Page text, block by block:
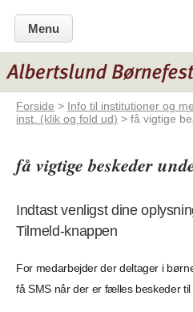
Menu
Forside > Info til institutioner og
inst. (klik og fold ud) > få vigtige
få vigtige beskeder
Indtast venligst dine
Tilmeld-knappen
For medarbejder der deltager i
få SMS når der er fælles beskeder til